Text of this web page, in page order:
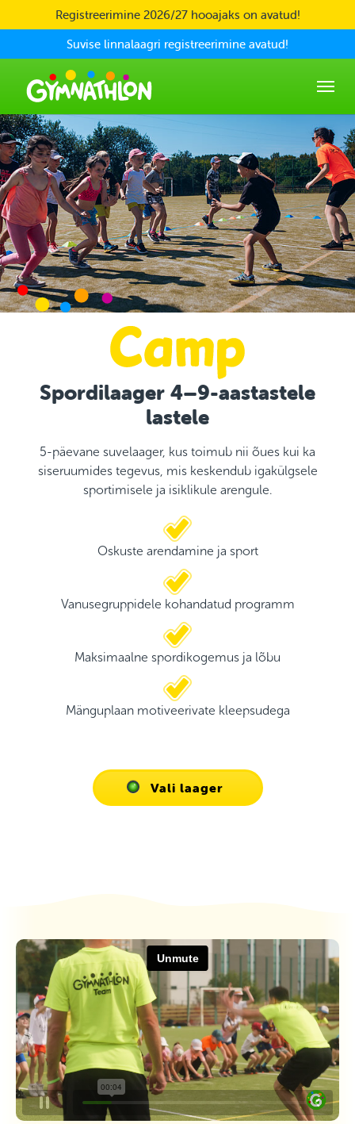
Skip to main contentRegistreerimine 2026/27 hooajaks on avatud!
Suvise linnalaagri registreerimine avatud!
Spordilaager 4–9-aastastele
lastele
5-päevane suvelaager, kus toimub nii õues kui ka
siseruumides tegevus, mis keskendub igakülgsele
sportimisele ja isiklikule arengule.
Oskuste arendamine ja sport
Vanusegruppidele kohandatud programm
Maksimaalne spordikogemus ja lõbu
Mänguplaan motiveerivate kleepsudega
Vali laager